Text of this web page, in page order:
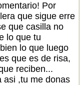
Por
que sigue erre
que casilla no
lo que tu
lo que luego
que es de risa,
reciben...
asi ,tu me donas